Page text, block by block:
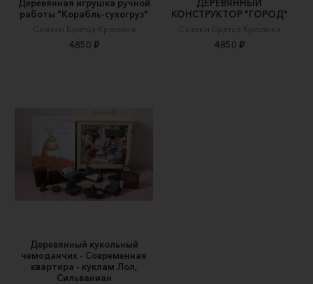
Деревянная игрушка ручной
работы "Корабль-сухогруз"
Сказки Братца Кролика
4850 ₽
ДЕРЕВЯННЫЙ
КОНСТРУКТОР "ГОРОД"
Сказки Братца Кролика
4850 ₽
Деревянный кукольный
чемоданчик - Современная
квартира - куклам Лол,
Сильваниан